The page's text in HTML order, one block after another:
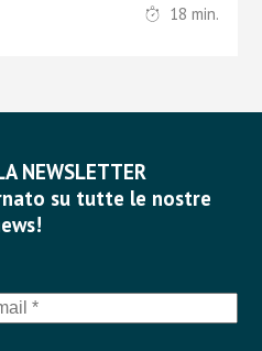
18 min.
NEWSLETTER
su tutte le nostre